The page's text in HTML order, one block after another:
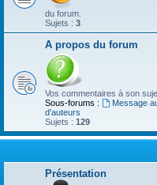
du forum.
Sujets : 3
A propos du forum
Vos commentaires à son
Sous-forums :
Message
d'auteurs
Sujets : 129
Présentation